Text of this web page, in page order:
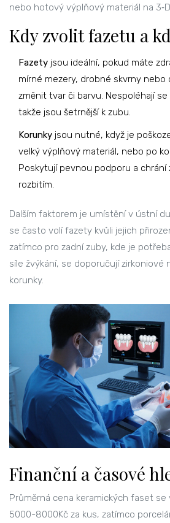
nebo hotový výplňový materiál na
Kdy zvolit fazetu a
Fazety jsou ideální, pokud máte
mírné mezery, drobné skvrny nebo
změnit tvar či barvu. Nespoléhají
takže jsou šetrnější k zubu.
Korunky jsou nutné, když je
velký výplňový materiál, nebo po
Poskytují pevnou podporu a chrání
rozbitím.
Dalším faktorem je umístění v ústní
se často volí fazety kvůli jejich
zatímco pro zadní zuby, kde je
síle žvýkání, se doporučují zirkoniové
korunky.
Finanční a časové
Průměrná cena keramických faset se
5000-8000Kč za kus, zatímco